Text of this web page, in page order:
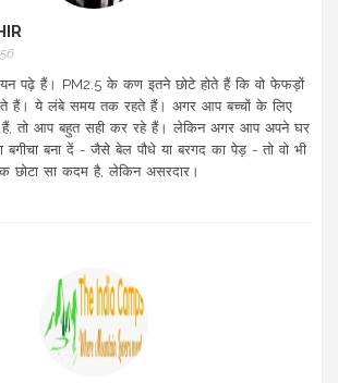
पढ़े हैं। PM2.5 के कण इतने छोटे होते हैं कि वो फेफड़ों
हैं। ये लंबे समय तक रहते हैं। अगर आप बच्चों के लिए
हैं, तो आप बहुत सही कर रहे हैं। लेकिन अगर आप अपने घर
बगीचा बना दें - जैसे बेल पौधे या बरगद का पेड़ - तो वो भी
छोटा सा कदम है, लेकिन असरदार।